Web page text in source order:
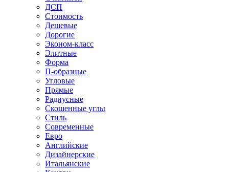
ДСП
Стоимость
Дешевые
Дорогие
Эконом-класс
Элитные
Форма
П-образные
Угловые
Прямые
Радиусные
Скошенные углы
Стиль
Современные
Евро
Английские
Дизайнерские
Итальянские